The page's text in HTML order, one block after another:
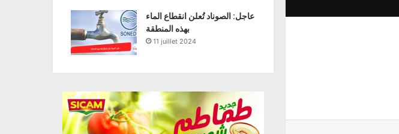
عاجل: الصوناد تُعلن انقطاع الماء
بهذه المنطقة
11 juillet 2024